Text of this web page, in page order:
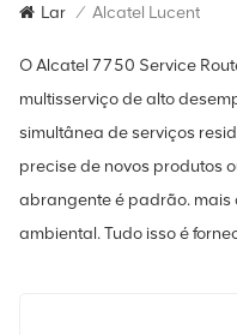
Lar / Alcatel Lucent
O Alcatel 7750 Service
multisserviço de alto
simultânea de serviços
precise de novos produtos
abrangente é padrão.
ambiental. Tudo isso é